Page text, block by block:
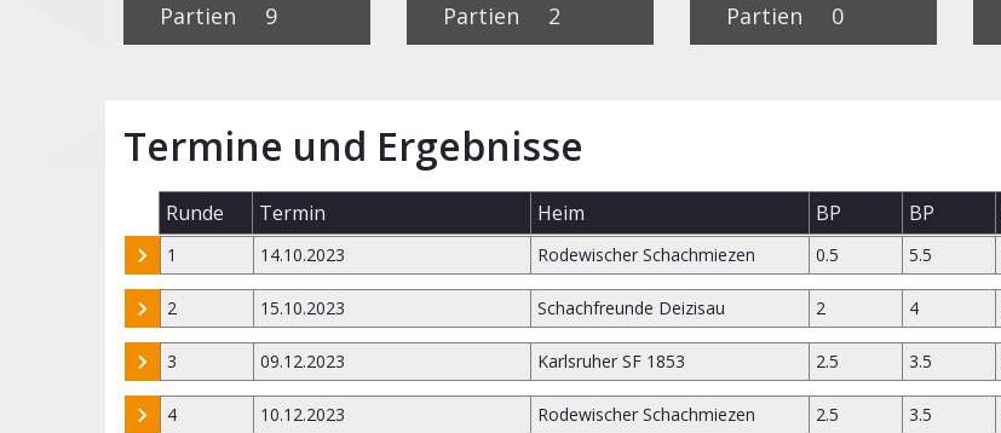
Partien
9
Partien
2
Partien
0
Termine und Ergebnisse
Runde Termin Heim BP BP
1 14.10.2023 Rodewischer Schachmiezen 0.5 5.5
2 15.10.2023 Schachfreunde Deizisau 2 4
3 09.12.2023 Karlsruher SF 1853 2.5 3.5
4 10.12.2023 Rodewischer Schachmiezen 2.5 3.5